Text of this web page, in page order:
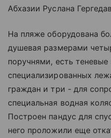
Абхазии Руслана
На пляже оборудована
душевая размерами
поручнями, есть
специализированных
граждан и три - для
специальная водная
Построен пандус для
него проложили еще